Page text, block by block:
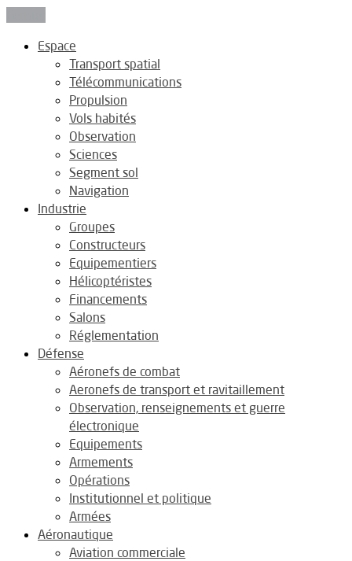
Espace
Transport spatial
Télécommunications
Propulsion
Vols habités
Observation
Sciences
Segment sol
Navigation
Industrie
Groupes
Constructeurs
Equipementiers
Hélicoptéristes
Financements
Salons
Réglementation
Défense
Aéronefs de combat
Aeronefs de transport et ravitaillement
Observation, renseignements et guerre
électronique
Equipements
Armements
Opérations
Institutionnel et politique
Armées
Aéronautique
Aviation commerciale